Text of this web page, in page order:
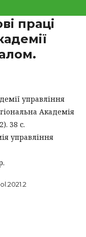
праці
управління
Академія
38 с.
управління